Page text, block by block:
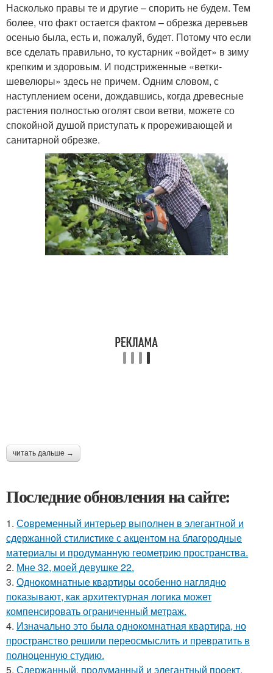
Насколько правы те и другие – спорить не будем. Тем
более, что факт остается фактом – обрезка деревьев
осенью была, есть и, пожалуй, будет. Потому что если
все сделать правильно, то кустарник «войдет» в зиму
крепким и здоровым. И подстриженные «ветки-
шевелюры» здесь не причем. Одним словом, с
наступлением осени, дождавшись, когда древесные
растения полностью оголят свои ветви, можете со
спокойной душой приступать к прореживающей и
санитарной обрезке.
читать дальше →
Последние обновления на сайте:
1. Современный интерьер выполнен в элегантной и
сдержанной стилистике с акцентом на благородные
материалы и продуманную геометрию пространства.
2. Мне 32, моей девушке 22.
3. Однокомнатные квартиры особенно наглядно
показывают, как архитектурная логика может
компенсировать ограниченный метраж.
4. Изначально это была однокомнатная квартира, но
пространство решили переосмыслить и превратить в
полноценную студию.
5. Сдержанный, продуманный и элегантный проект,